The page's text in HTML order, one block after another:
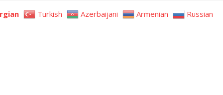
Turkish Azerbaijani Armenian Russian